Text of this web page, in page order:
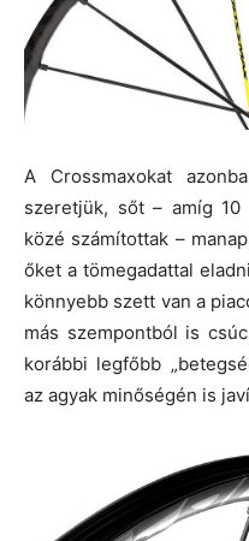
A Crossmaxokat
szeretjük, sőt – amíg 10
közé számítottak –
őket a tömegadattal
könnyebb szett van a
más szempontból is
korábbi legfőbb
az agyak minőségén is